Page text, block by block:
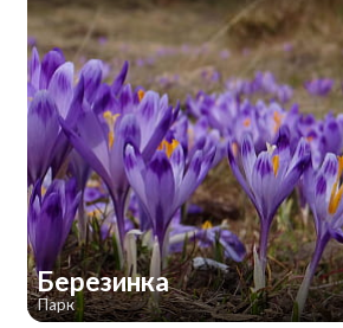
Березинка
Парк